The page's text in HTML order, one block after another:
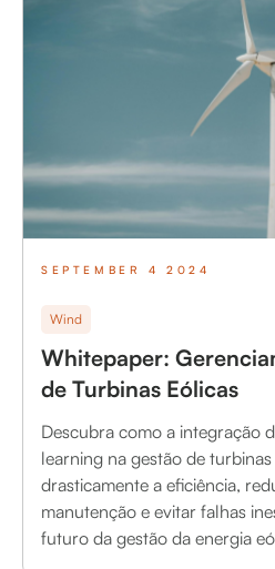
SEPTEMBER 4 2024
Wind
Whitepaper:
de Turbinas Eólicas
Descubra como a integração
learning na gestão de
drasticamente a eficiência,
manutenção e evitar falhas
futuro da gestão da energia